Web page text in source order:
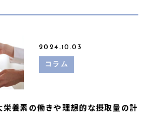
2024.10.03
コラム
養素の働きや理想的な摂取量の計